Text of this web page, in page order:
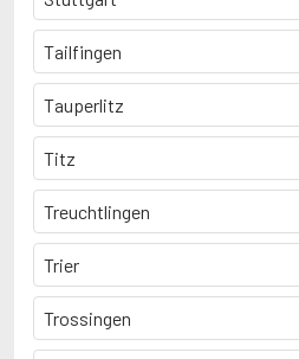
Tailfingen
Tauperlitz
Titz
Treuchtlingen
Trier
Trossingen